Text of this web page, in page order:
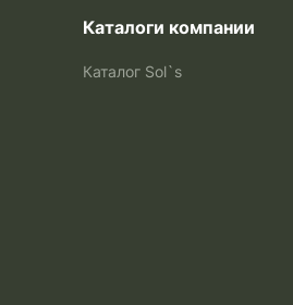
Каталоги компании
Каталог Sol`s